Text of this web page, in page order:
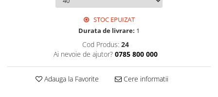
STOC EPUIZAT
Durata de livrare: 1
Cod Produs: 24
Ai nevoie de ajutor? 0785 800 000
Adauga la Favorite Cere informatii